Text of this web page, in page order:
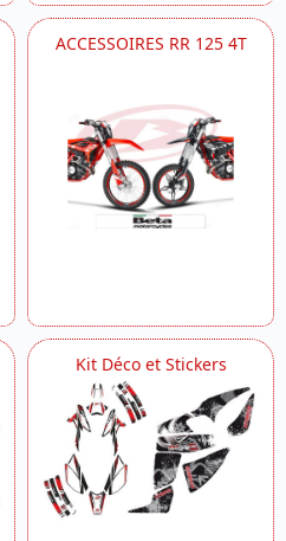
ACCESSOIRES RR 125 4T
Kit Déco et Stickers